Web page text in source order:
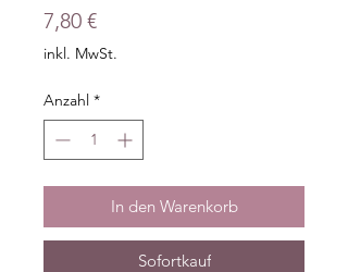
7,80 €Preis
inkl. MwSt.
Anzahl *
In den Warenkorb
Sofortkauf